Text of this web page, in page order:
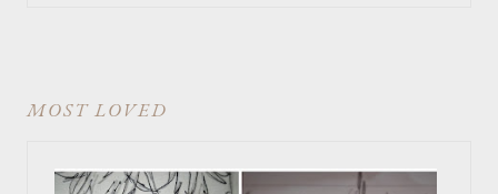
MOST LOVED